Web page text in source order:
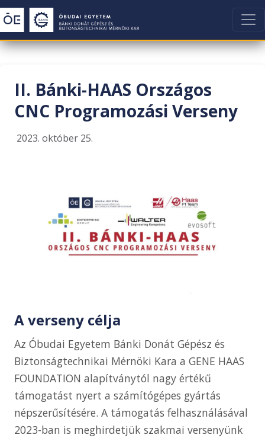
II. Bánki-HAAS Országos
CNC Programozási Verseny
2023. október 25.
A verseny célja
Az Óbudai Egyetem Bánki Donát Gépész és
Biztonságtechnikai Mérnöki Kara a GENE HAAS
FOUNDATION alapítványtól nagy értékű
támogatást nyert a számítógépes gyártás
népszerűsítésére. A támogatás felhasználásával
2023-ban is meghirdetjük szakmai versenyünk